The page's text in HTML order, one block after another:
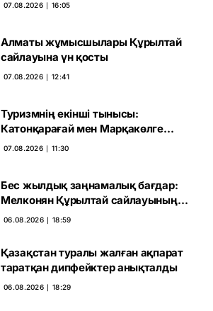
07.08.2026 ∣ 16:05
Алматы жұмысшылары Құрылтай
сайлауына үн қосты
07.08.2026 ∣ 12:41
Туризмнің екінші тынысы:
Катонқарағай мен Марқакөлге
инвестиция не береді
07.08.2026 ∣ 11:30
Бес жылдық заңнамалық бағдар:
Мелконян Құрылтай сайлауының
маңызын бағалады
06.08.2026 ∣ 18:59
Қазақстан туралы жалған ақпарат
таратқан дипфейктер анықталды
06.08.2026 ∣ 18:29